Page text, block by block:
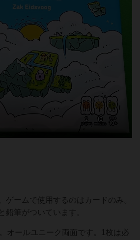
ゲームで使用するのはカードのみ。
鉛筆がついています。
オールユニーク両面です。1枚は必